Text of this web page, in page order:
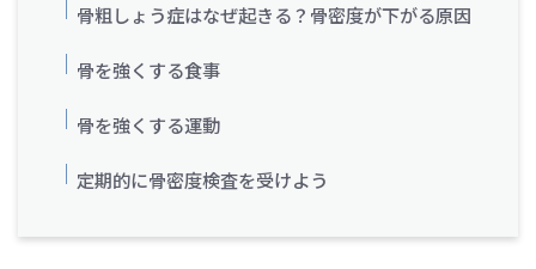
骨粗しょう症はなぜ起きる？骨密度が下がる原因
骨を強くする食事
骨を強くする運動
定期的に骨密度検査を受けよう